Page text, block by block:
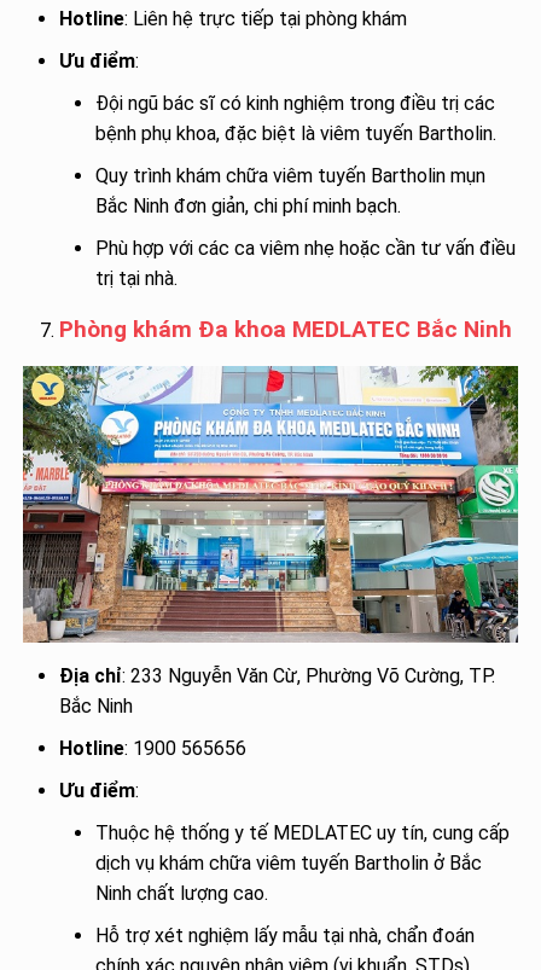
Hotline: Liên hệ trực tiếp tại phòng khám
Ưu điểm:
Đội ngũ bác sĩ có kinh nghiệm trong điều trị các
bệnh phụ khoa, đặc biệt là viêm tuyến Bartholin.
Quy trình khám chữa viêm tuyến Bartholin mụn
Bắc Ninh đơn giản, chi phí minh bạch.
Phù hợp với các ca viêm nhẹ hoặc cần tư vấn điều
trị tại nhà.
Phòng khám Đa khoa MEDLATEC Bắc Ninh
Địa chỉ: 233 Nguyễn Văn Cừ, Phường Võ Cường, TP.
Bắc Ninh
Hotline: 1900 565656
Ưu điểm:
Thuộc hệ thống y tế MEDLATEC uy tín, cung cấp
dịch vụ khám chữa viêm tuyến Bartholin ở Bắc
Ninh chất lượng cao.
Hỗ trợ xét nghiệm lấy mẫu tại nhà, chẩn đoán